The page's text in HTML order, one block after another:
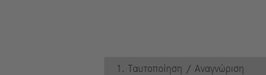
1. Ταυτοποίηση / Αναγνώριση